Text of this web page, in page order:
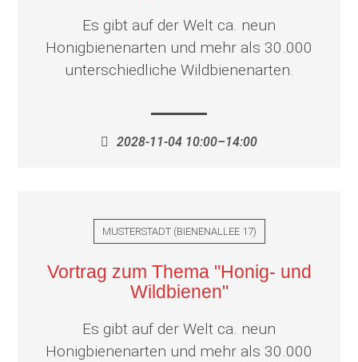
Es gibt auf der Welt ca. neun
Honigbienenarten und mehr als 30.000
unterschiedliche Wildbienenarten.
2028-11-04 10:00–14:00
MUSTERSTADT(BIENENALLEE 17)
Vortrag zum Thema "Honig- und
Wildbienen"
Es gibt auf der Welt ca. neun
Honigbienenarten und mehr als 30.000